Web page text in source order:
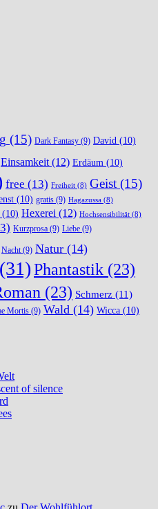
(15) Dark Fantasy (9) David (10)
Einsamkeit (12) Erdäum (10)
free (13) Freiheit (8) Geist (15)
(10) gratis (9) Hagazussa (8)
(10) Hexerei (12) Hochsensibilität (8)
Kurzprosa (9) Liebe (9)
Nacht (9) Natur (14)
(31)Phantastik (23)
(23) Schmerz (11)
Mortis (9) Wald (14) Wicca (10)
of silence